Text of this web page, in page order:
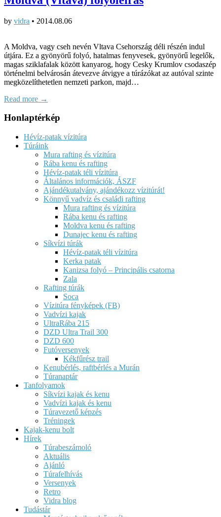
by vidra • 2014.08.06
A Moldva, vagy cseh nevén Vltava Csehország déli részén indul
útjára. Ez a gyönyörű folyó, hatalmas fenyvesek, gyönyörű legelők,
magas sziklafalak között kanyarog, hogy Cesky Krumlov csodaszép
történelmi belvárosán átevezve átvigye a túrázókat az autóval szinte
megközelíthetetlen nemzeti parkon, majd…
Read more →
Honlaptérkép
Hévíz-patak vízitúra
Túráink
Mura rafting és vízitúra
Rába kenu és rafting
Hévíz-patak téli vízitúra
Általános információk, ÁSZF
Ajándékutalvány, ajándékozz vízitúrát!
Könnyű vadvíz és családi rafting
Mura rafting és vízitúra
Rába kenu és rafting
Moldva kenu és rafting
Dunajec kenu és rafting
Síkvízi túrák
Hévíz-patak téli vízitúra
Kerka patak
Kanizsa folyó – Principális csatorna
Zala
Rafting túrák
Soca
Vízitúra fényképek (FB)
Vadvízi kajak
UltraRába 215
DZD Ultra Trail 300
DZD 600
Futóversenyek
Kékfűrész trail
Kenubérlés, raftbérlés a Murán
Túranaptár
Tanfolyamok
Síkvízi kajak és kenu
Vadvízi kajak és kenu
Túravezető képzés
Tréningek
Kajak-kenu bolt
Hírek
Túrabeszámoló
Aktuális
Ajánló
Túrafelhívás
Versenyek
Retro
Vidra blog
Tudástár